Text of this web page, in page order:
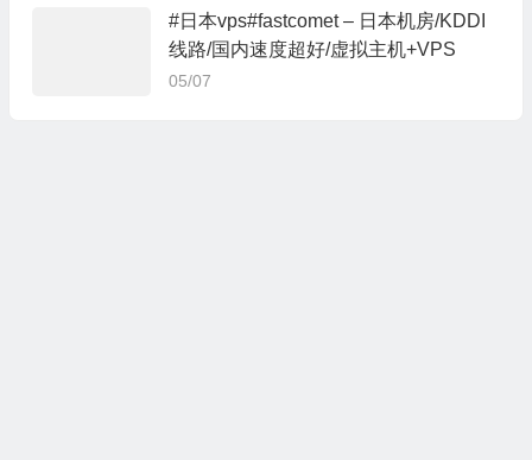
#日本vps#fastcomet – 日本机房/KDDI
线路/国内速度超好/虚拟主机+VPS
05/07